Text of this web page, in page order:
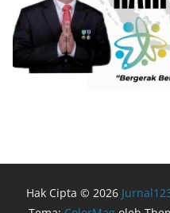
Hak Cipta © 2026